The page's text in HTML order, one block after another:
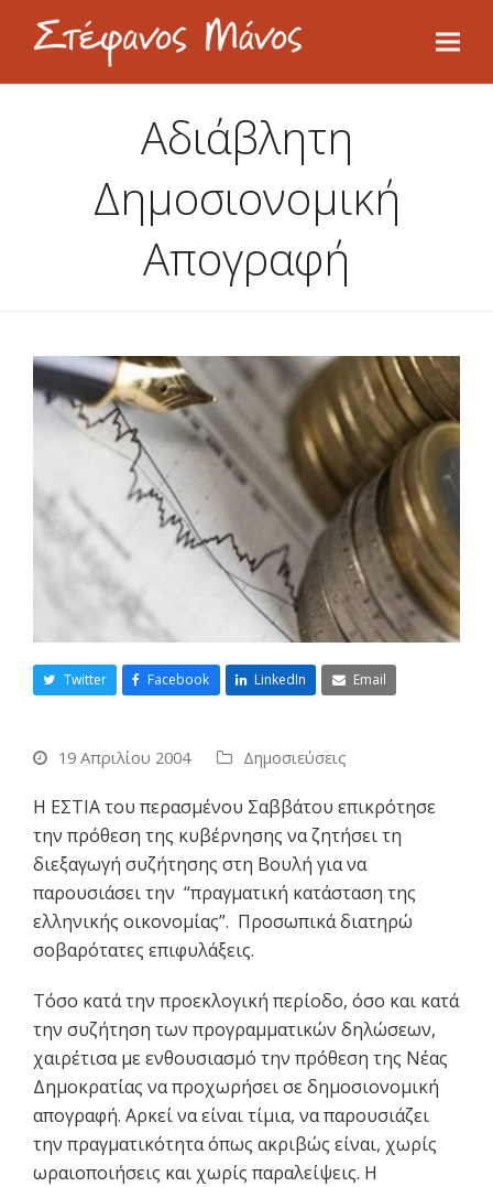
Αδιάβλητη
Δημοσιονομική
Απογραφή
Twitter Facebook LinkedIn Email
19 Απριλίου 2004 Δημοσιεύσεις
Η ΕΣΤΙΑ του περασμένου Σαββάτου επικρότησε
την πρόθεση της κυβέρνησης να ζητήσει τη
διεξαγωγή συζήτησης στη Βουλή για να
παρουσιάσει την “πραγματική κατάσταση της
ελληνικής οικονομίας”. Προσωπικά διατηρώ
σοβαρότατες επιφυλάξεις.
Τόσο κατά την προεκλογική περίοδο, όσο και κατά
την συζήτηση των προγραμματικών δηλώσεων,
χαιρέτισα με ενθουσιασμό την πρόθεση της Νέας
Δημοκρατίας να προχωρήσει σε δημοσιονομική
απογραφή. Αρκεί να είναι τίμια, να παρουσιάζει
την πραγματικότητα όπως ακριβώς είναι, χωρίς
ωραιοποιήσεις και χωρίς παραλείψεις. Η